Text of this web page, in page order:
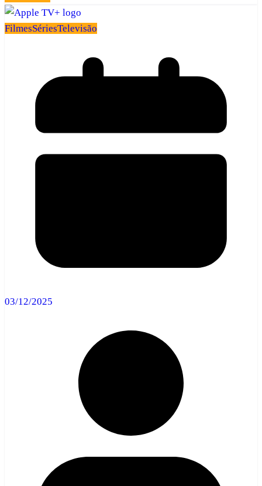
FilmesSériesTelevisão
03/12/2025